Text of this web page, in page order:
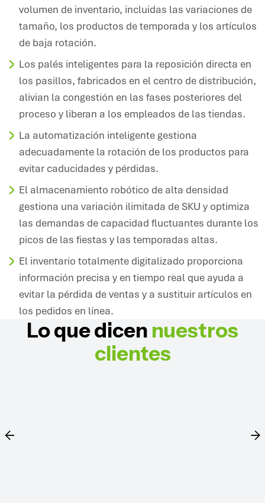
volumen de inventario, incluidas las variaciones de
tamaño, los productos de temporada y los artículos
de baja rotación.
Los palés inteligentes para la reposición directa en
los pasillos, fabricados en el centro de distribución,
alivian la congestión en las fases posteriores del
proceso y liberan a los empleados de las tiendas.
La automatización inteligente gestiona
adecuadamente la rotación de los productos para
evitar caducidades y pérdidas.
El almacenamiento robótico de alta densidad
gestiona una variación ilimitada de SKU y optimiza
las demandas de capacidad fluctuantes durante los
picos de las fiestas y las temporadas altas.
El inventario totalmente digitalizado proporciona
información precisa y en tiempo real que ayuda a
evitar la pérdida de ventas y a sustituir artículos en
los pedidos en línea.
Lo que dicen nuestros
clientes